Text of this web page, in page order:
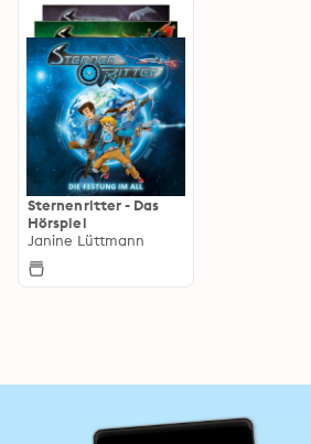
Sternenritter - Das
Hörspiel
Janine Lüttmann